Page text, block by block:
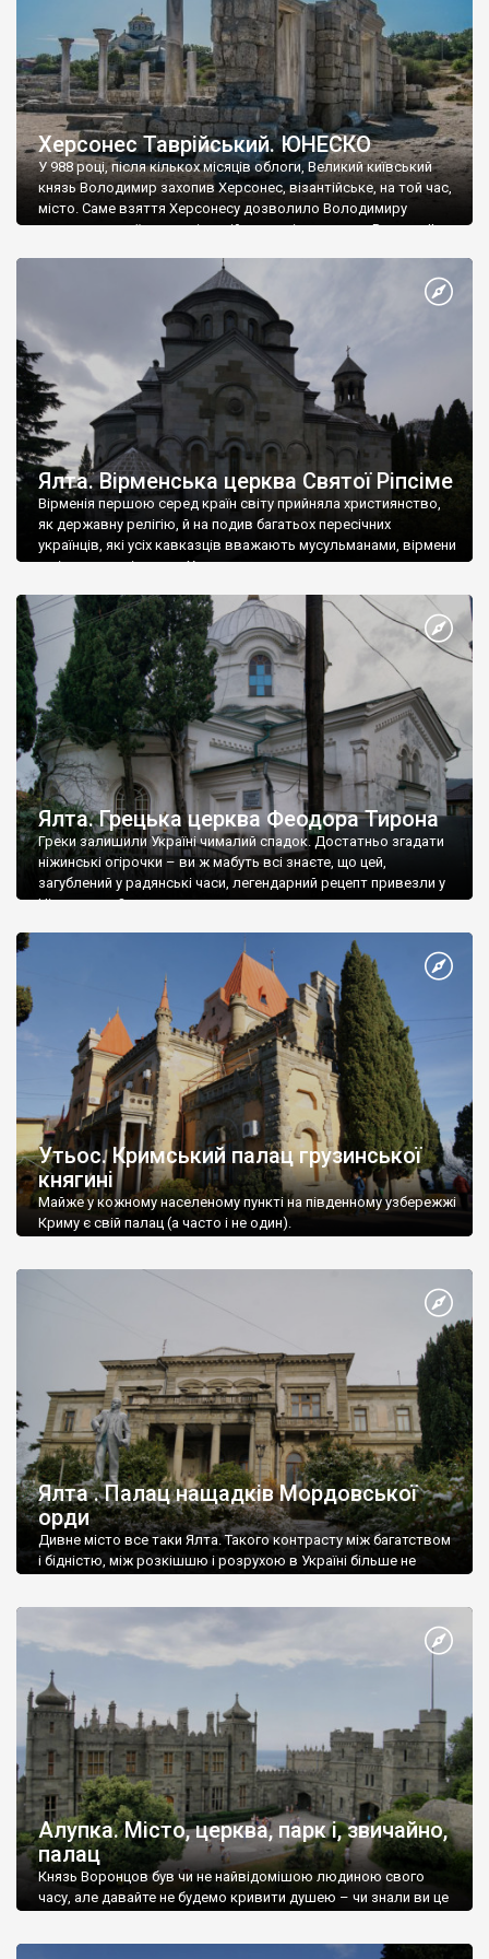
Херсонес Таврійський. ЮНЕСКО
У 988 році, після кількох місяців облоги, Великий київський
князь Володимир захопив Херсонес, візантійське, на той час,
місто. Саме взяття Херсонесу дозволило Володимиру
диктувати свої умови візантійському імператору Василю ІІ, та
Херсонесі Володимир-язичник, став Василем-християнином.
А потім було Хрещення Русі. На честь Херсонесу Таврійського
Ялта. Вірменська церква Святої Ріпсіме
Вірменія першою серед країн світу прийняла християнство,
як державну релігію, й на подив багатьох пересічних
українців, які усіх кавказців вважають мусульманами, вірмени
є відданими вірянами Христа
Ялта. Грецька церква Феодора Тирона
Греки залишили Україні чималий спадок. Достатньо згадати
ніжинські огірочки – ви ж мабуть всі знаєте, що цей,
загублений у радянські часи, легендарний рецепт привезли у
Ніжин греки?
Утьос. Кримський палац грузинської
княгині
Майже у кожному населеному пункті на південному узбережжі
Криму є свій палац (а часто і не один).
Ялта . Палац нащадків Мордовської
орди
Дивне місто все таки Ялта. Такого контрасту між багатством
і бідністю, між розкішшю і розрухою в Україні більше не
Алупка. Місто, церква, парк і, звичайно,
палац
Князь Воронцов був чи не найвідомішою людиною свого
часу, але давайте не будемо кривити душею – чи знали ви це